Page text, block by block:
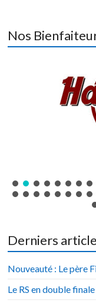
Nos
Derniers
Nouveauté : Le père
Le RS en double finale